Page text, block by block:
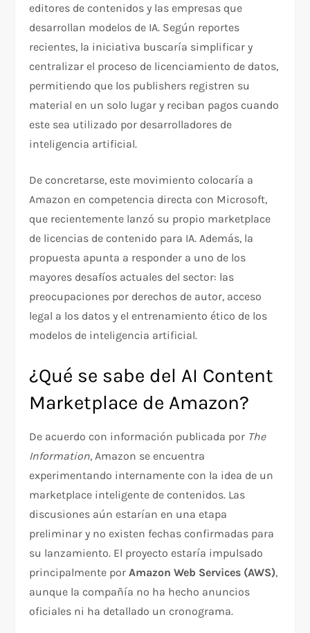
editores de contenidos y las empresas que
desarrollan modelos de IA. Según reportes
recientes, la iniciativa buscaría simplificar y
centralizar el proceso de licenciamiento de datos,
permitiendo que los publishers registren su
material en un solo lugar y reciban pagos cuando
este sea utilizado por desarrolladores de
inteligencia artificial.
De concretarse, este movimiento colocaría a
Amazon en competencia directa con Microsoft,
que recientemente lanzó su propio marketplace
de licencias de contenido para IA. Además, la
propuesta apunta a responder a uno de los
mayores desafíos actuales del sector: las
preocupaciones por derechos de autor, acceso
legal a los datos y el entrenamiento ético de los
modelos de inteligencia artificial.
¿Qué se sabe del AI Content
Marketplace de Amazon?
De acuerdo con información publicada por The
Information, Amazon se encuentra
experimentando internamente con la idea de un
marketplace inteligente de contenidos. Las
discusiones aún estarían en una etapa
preliminar y no existen fechas confirmadas para
su lanzamiento. El proyecto estaría impulsado
principalmente porAmazon Web Services (AWS),
aunque la compañía no ha hecho anuncios
oficiales ni ha detallado un cronograma.